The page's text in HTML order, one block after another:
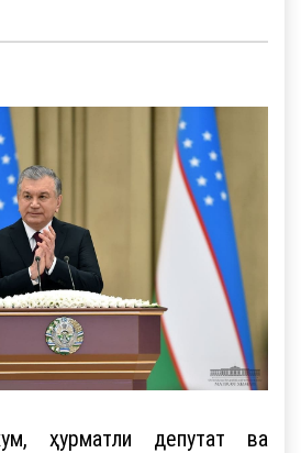
ҳурматли депутат ва